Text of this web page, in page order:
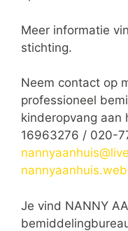
Meer informatie
stichting.
Neem contact op
professioneel
kinderopvang aan
16963276 / 020-
Je vind NANNY